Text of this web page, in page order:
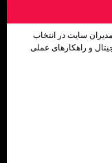
سایت در انتخاب
و راهکارهای عملی